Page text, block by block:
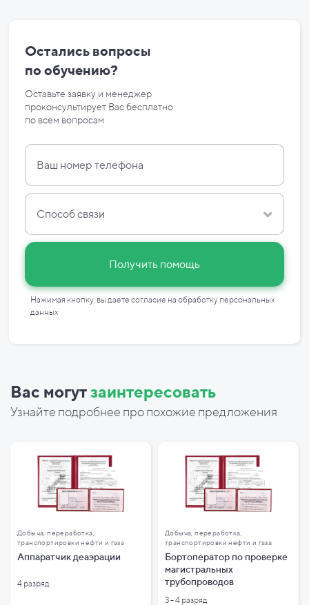
Остались вопросы
по обучению?
Оставьте заявку и менеджер
проконсультирует Вас бесплатно
по всем вопросам
Способ связи
Получить помощь
Нажимая кнопку, вы даете согласие на обработку персональных
данных
Вас могутзаинтересовать
Узнайте подробнее про похожие предложения
Добыча, переработка,
транспортировки нефти и газа
Аппаратчик деаэрации
4 разряд
Добыча, переработка,
транспортировки нефти и газа
Бортоператор по проверке
магистральных
трубопроводов
3 - 4 разряд